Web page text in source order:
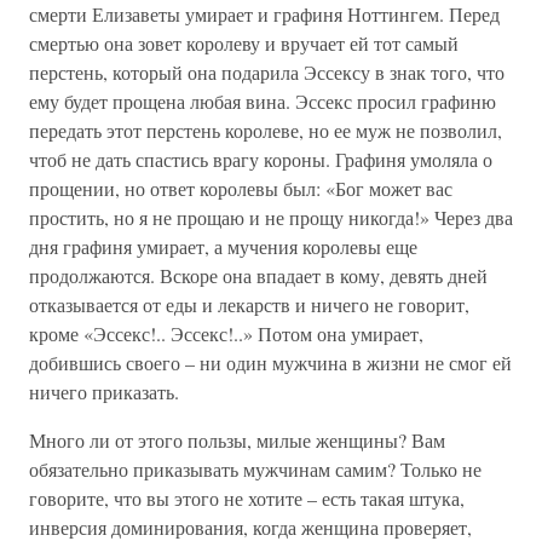
смерти Елизаветы умирает и графиня Ноттингем. Перед
смертью она зовет королеву и вручает ей тот самый
перстень, который она подарила Эссексу в знак того, что
ему будет прощена любая вина. Эссекс просил графиню
передать этот перстень королеве, но ее муж не позволил,
чтоб не дать спастись врагу короны. Графиня умоляла о
прощении, но ответ королевы был: «Бог может вас
простить, но я не прощаю и не прощу никогда!» Через два
дня графиня умирает, а мучения королевы еще
продолжаются. Вскоре она впадает в кому, девять дней
отказывается от еды и лекарств и ничего не говорит,
кроме «Эссекс!.. Эссекс!..» Потом она умирает,
добившись своего – ни один мужчина в жизни не смог ей
ничего приказать.
Много ли от этого пользы, милые женщины? Вам
обязательно приказывать мужчинам самим? Только не
говорите, что вы этого не хотите – есть такая штука,
инверсия доминирования, когда женщина проверяет,